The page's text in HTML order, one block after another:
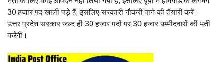
30 हजार पद खाली पड़े हैं, इसलिए सरकारी नौकरी पाने की तैयारी करें।
उत्तर प्रदेश सरकार जल्द ही 30 हजार पदों पर 30 हजार उम्मीदवारों की भर्ती
करेगी।